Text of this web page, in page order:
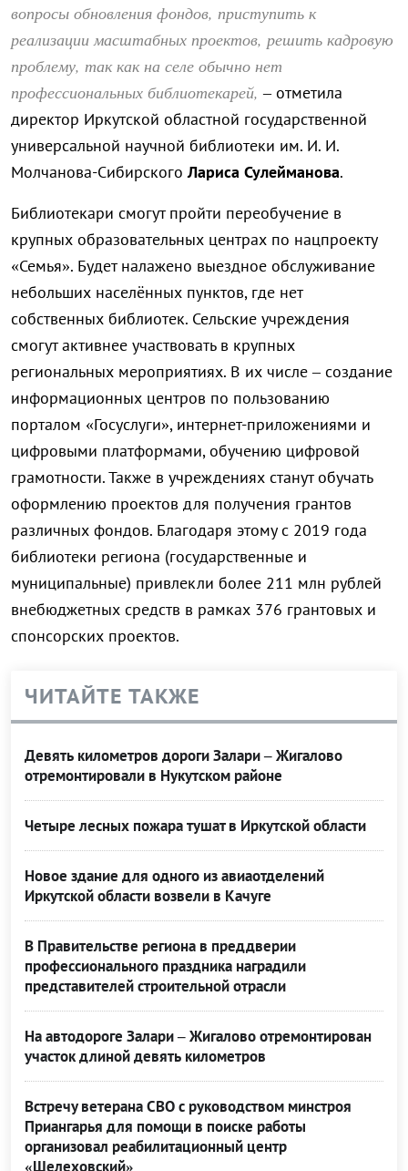
вопросы обновления фондов, приступить к
реализации масштабных проектов, решить кадровую
проблему, так как на селе обычно нет
профессиональных библиотекарей, – отметила
директор Иркутской областной государственной
универсальной научной библиотеки им. И. И.
Молчанова-СибирскогоЛариса Сулейманова.
Библиотекари смогут пройти переобучение в
крупных образовательных центрах по нацпроекту
«Семья». Будет налажено выездное обслуживание
небольших населённых пунктов, где нет
собственных библиотек. Сельские учреждения
смогут активнее участвовать в крупных
региональных мероприятиях. В их числе – создание
информационных центров по пользованию
порталом «Госуслуги», интернет-приложениями и
цифровыми платформами, обучению цифровой
грамотности. Также в учреждениях станут обучать
оформлению проектов для получения грантов
различных фондов. Благодаря этому с 2019 года
библиотеки региона (государственные и
муниципальные) привлекли более 211 млн рублей
внебюджетных средств в рамках 376 грантовых и
спонсорских проектов.
ЧИТАЙТЕ ТАКЖЕ
Девять километров дороги Залари – Жигалово
отремонтировали в Нукутском районе
Четыре лесных пожара тушат в Иркутской области
Новое здание для одного из авиаотделений
Иркутской области возвели в Качуге
В Правительстве региона в преддверии
профессионального праздника наградили
представителей строительной отрасли
На автодороге Залари – Жигалово отремонтирован
участок длиной девять километров
Встречу ветерана СВО с руководством минстроя
Приангарья для помощи в поиске работы
организовал реабилитационный центр
«Шелеховский»